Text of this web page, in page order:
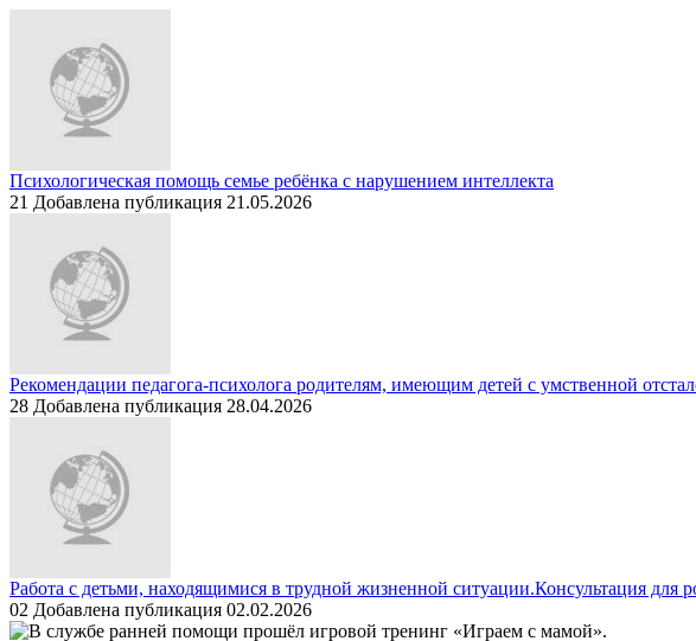
Психологическая помощь семье ребёнка с нарушением интеллекта
21 Добавлена публикация 21.05.2026
Рекомендации педагога-психолога родителям, имеющим детей с умственной
28 Добавлена публикация 28.04.2026
Работа с детьми, находящимися в трудной жизненной ситуации.Консультация
02 Добавлена публикация 02.02.2026